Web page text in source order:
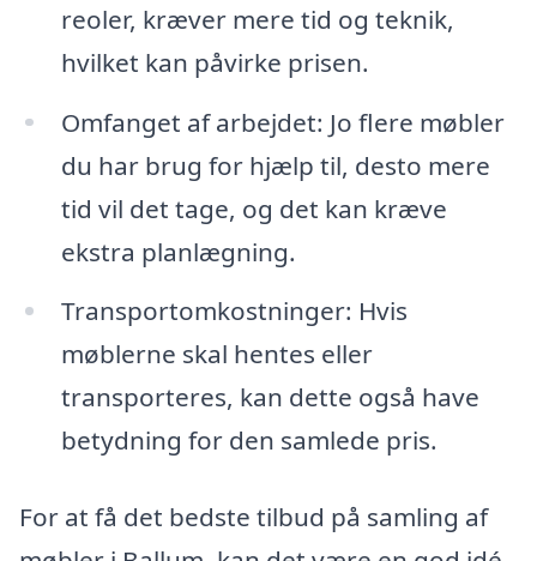
reoler, kræver mere tid og teknik,
hvilket kan påvirke prisen.
Omfanget af arbejdet: Jo flere møbler
du har brug for hjælp til, desto mere
tid vil det tage, og det kan kræve
ekstra planlægning.
Transportomkostninger: Hvis
møblerne skal hentes eller
transporteres, kan dette også have
betydning for den samlede pris.
For at få det bedste tilbud på samling af